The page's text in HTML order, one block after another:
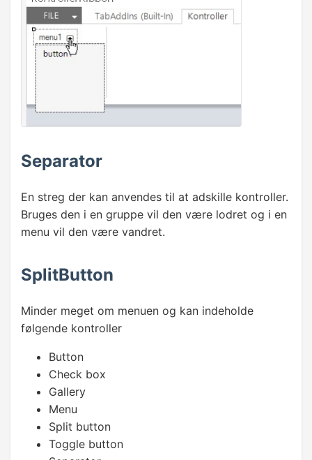
Separator
En streg der kan anvendes til at adskille kontroller.
Bruges den i en gruppe vil den være lodret og i en
menu vil den være vandret.
SplitButton
Minder meget om menuen og kan indeholde
følgende kontroller
Button
Check box
Gallery
Menu
Split button
Toggle button